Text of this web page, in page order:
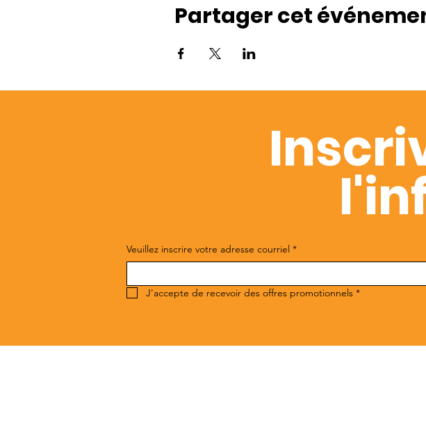
Partager cet
Veuillez inscrire votre adresse courriel *
J'accepte de recevoir des offres promotionnels *